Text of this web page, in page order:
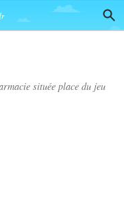
située place du jeu